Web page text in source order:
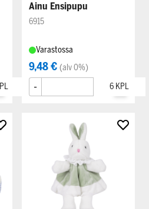
Ainu Ensipupu
6915
Varastossa
9,48 € (alv 0%)
-